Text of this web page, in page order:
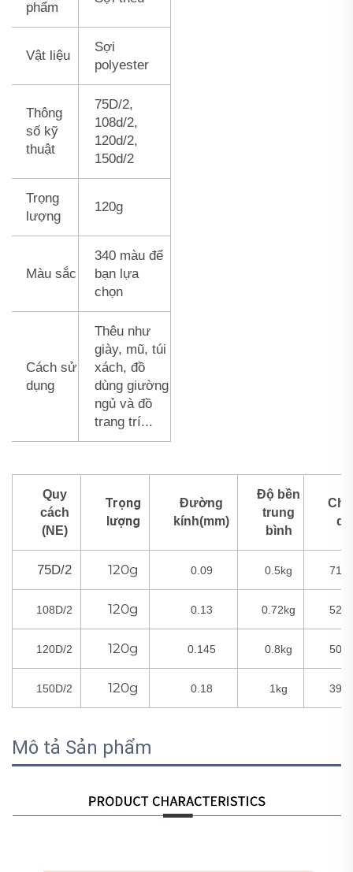
phẩm
Vật liệu
Sợi
polyester
Thông
số kỹ
thuật
75D/2,
108d/2,
120d/2,
150d/2
Trọng
lượng
120g
Màu sắc
340 màu để
bạn lựa
chọn
Cách sử
dụng
Thêu như
giày, mũ, túi
xách, đồ
dùng giường
ngủ và đồ
trang trí...
Quy
cách
(NE)
Trọng
lượng
Đường
kính(mm)
Độ bền
trung
bình
75D/2 120g 0.09 0.5kg
108D/2 120g 0.13 0.72kg
120D/2 120g 0.145 0.8kg
150D/2 120g 0.18 1kg
Mô tả Sản phẩm